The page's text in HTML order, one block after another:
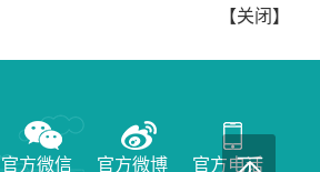
【关闭】
官方微信 官方微博 官方电话